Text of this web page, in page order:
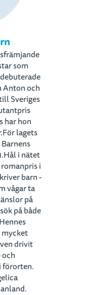
som
Anton och
Sveriges
har hon
lagets
i nätet
i
barn -
vågar ta
på
på både
mycket
drivit
och
förorten.